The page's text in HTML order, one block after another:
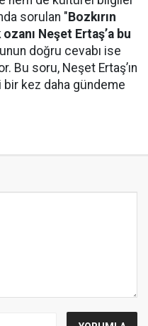
sorulan "Bozkırın
Neşet Ertaş’a bu
doğru cevabı ise
Bu soru, Neşet Ertaş’ın
kez daha gündeme